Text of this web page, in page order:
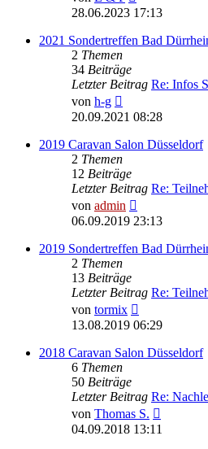
Beitrag
28.06.2023 17:13
2021 Sondertreffen Bad
2 Themen
34 Beiträge
Letzter Beitrag Re: Infos
von h-g
Beitrag
20.09.2021 08:28
2019 Caravan Salon Düsseldorf
2 Themen
12 Beiträge
Letzter Beitrag Re:
von admin
Beitrag
06.09.2019 23:13
2019 Sondertreffen Bad
2 Themen
13 Beiträge
Letzter Beitrag Re:
von tormix
Beitrag
13.08.2019 06:29
2018 Caravan Salon Düsseldorf
6 Themen
50 Beiträge
Letzter Beitrag Re:
von Thomas S.
04.09.2018 13:11